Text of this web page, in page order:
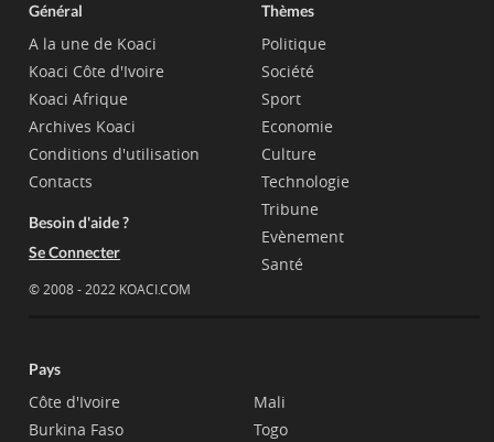
Général
A la une de Koaci
Koaci Côte d'Ivoire
Koaci Afrique
Archives Koaci
Conditions d'utilisation
Contacts
Besoin d'aide ?
Se Connecter
© 2008 - 2022 KOACI.COM
Thèmes
Politique
Société
Sport
Economie
Culture
Technologie
Tribune
Evènement
Santé
Pays
Côte d'Ivoire
Burkina Faso
Mali
Togo